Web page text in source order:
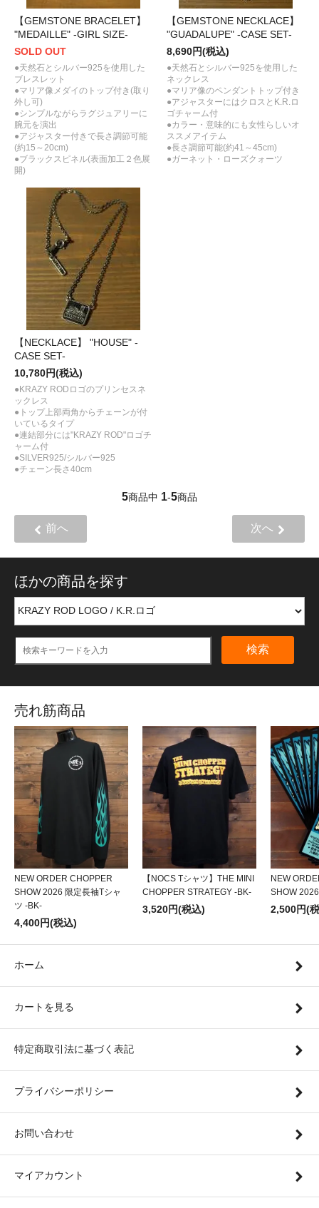
【GEMSTONE BRACELET】
"MEDAILLE" -GIRL SIZE-
SOLD OUT
●天然石とシルバー925を使用した
ブレスレット
●マリア像メダイのトップ付き(取り
外し可)
●シンプルながらラグジュアリーに
腕元を演出
●アジャスター付きで長さ調節可能
(約15～20cm)
●ブラックスピネル(表面加工２色展
開)
【GEMSTONE NECKLACE】
"GUADALUPE" -CASE SET-
8,690円(税込)
●天然石とシルバー925を使用した
ネックレス
●マリア像のペンダントトップ付き
●アジャスターにはクロスとK.R.ロ
ゴチャーム付
●カラー・意味的にも女性らしいオ
ススメアイテム
●長さ調節可能(約41～45cm)
●ガーネット・ローズクォーツ
【NECKLACE】 "HOUSE" -
CASE SET-
10,780円(税込)
●KRAZY RODロゴのプリンセスネ
ックレス
●トップ上部両角からチェーンが付
いているタイプ
●連結部分には"KRAZY ROD"ロゴチ
ャーム付
●SILVER925/シルバー925
●チェーン長さ40cm
5商品中 1-5商品
前へ 次へ
ほかの商品を探す
検索
売れ筋商品
NEW ORDER CHOPPER
SHOW 2026 限定長袖Tシャ
ツ -BK-
4,400円(税込)
【NOCS Tシャツ】THE MINI
CHOPPER STRATEGY -BK-
3,520円(税込)
NEW
SHOW
2,500円(
ホーム
カートを見る
特定商取引法に基づく表記
プライバシーポリシー
お問い合わせ
マイアカウント